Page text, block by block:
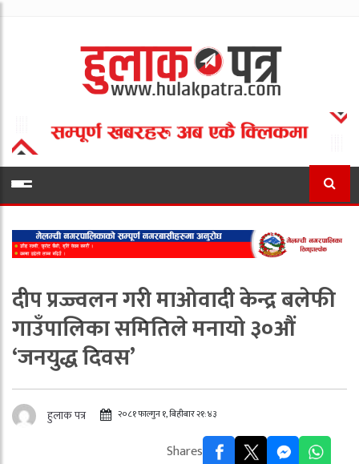
दीप प्रज्ज्वलन गरी माओवादी केन्द्र बलेफी
गाउँपालिका समितिले मनायो ३०औं
‘जनयुद्ध दिवस’
हुलाक पत्र २०८१ फाल्गुन १, बिहीबार २१:४३
Shares